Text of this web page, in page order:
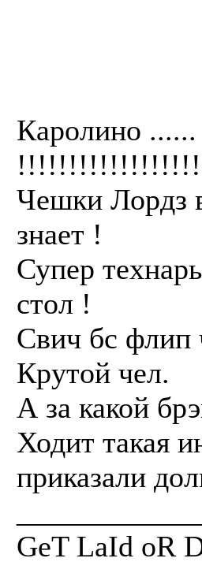
Каролино ......
Чешки Лордз
знает !
Супер
стол !
Свич бс флип
Крутой чел.
А за какой
Ходит такая
приказали
GeT LaId oR